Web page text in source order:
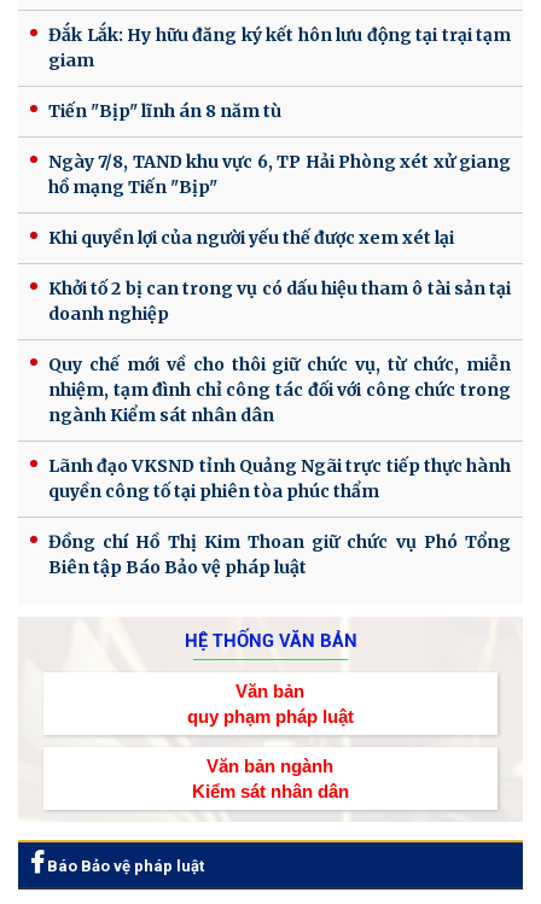
Đắk Lắk: Hy hữu đăng ký kết hôn lưu động tại trại tạm
giam
Tiến "Bịp" lĩnh án 8 năm tù
Ngày 7/8, TAND khu vực 6, TP Hải Phòng xét xử giang
hồ mạng Tiến "Bịp"
Khi quyền lợi của người yếu thế được xem xét lại
Khởi tố 2 bị can trong vụ có dấu hiệu tham ô tài sản tại
doanh nghiệp
Quy chế mới về cho thôi giữ chức vụ, từ chức, miễn
nhiệm, tạm đình chỉ công tác đối với công chức trong
ngành Kiểm sát nhân dân
Lãnh đạo VKSND tỉnh Quảng Ngãi trực tiếp thực hành
quyền công tố tại phiên tòa phúc thẩm
Đồng chí Hồ Thị Kim Thoan giữ chức vụ Phó Tổng
Biên tập Báo Bảo vệ pháp luật
HỆ THỐNG VĂN BẢN
Văn bản
quy phạm pháp luật
Văn bản ngành
Kiểm sát nhân dân
Báo Bảo vệ pháp luật